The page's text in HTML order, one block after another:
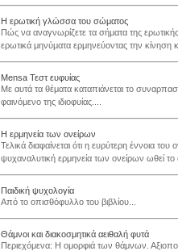
Η ερωτική γλώσσα του σώματος
Πώς να αναγνωρίζετε τα σήματα της
ερωτικά μηνύματα ερμηνεύοντας την κίνηση
Mensa Τεστ ευφυίας
Με αυτά τα θέματα καταπιάνεται το
φαινόμενο της ιδιοφυίας....
Η ερμηνεία των ονείρων
Τελικά διαφαίνεται ότι η ευρύτερη έννοια
ψυχαναλυτική ερμηνεία των ονείρων ωθεί
Παιδική ψυχολογία
Από το οπισθόφυλλο του βιβλίου...
Θάμνοι και διακοσμητικά αειθαλή φυτά
Περιεχόμενα: Η ομορφιά των θάμνων.